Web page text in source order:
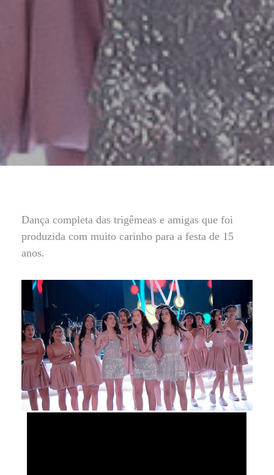
Dança completa das trigêmeas e amigas que foi
produzida com muito carinho para a festa de 15
anos.